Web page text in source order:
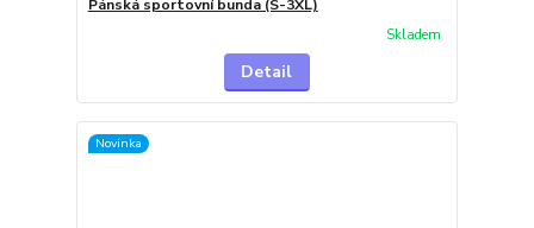
Pánská sportovní bunda (S-3XL)
Skladem
Detail
Novinka